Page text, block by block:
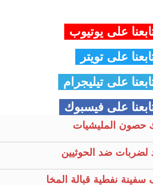
على يوتيوب
على تويتر
على تيليجرام
على فيسبوك
حصون المليشيات
لضربات ضد الحوثيين
نفطية قبالة المخا